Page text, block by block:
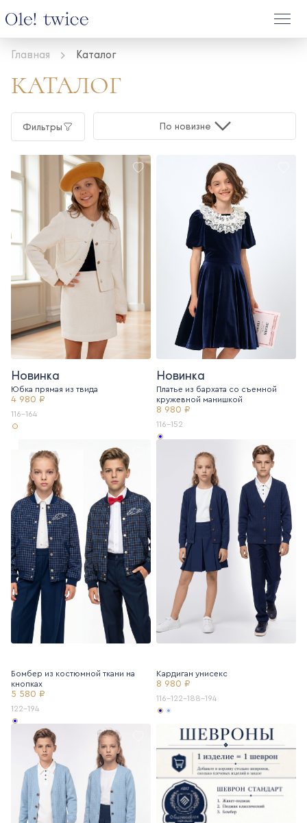
Главная Каталог
КАТАЛОГ
Фильтры По новизне
Новинка
Юбка прямая из твида
4 980 ₽
116-164
Новинка
Платье из бархата со съемной
кружевной манишкой
8 980 ₽
116-152
Бомбер из костюмной ткани на
кнопках
5 580 ₽
122-194
Кардиган унисекс
8 980 ₽
116-122-188-194